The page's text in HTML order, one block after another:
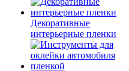
Декоративные
интерьерные пленки